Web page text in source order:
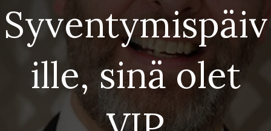
Syventymispäiv
ille, sinä olet